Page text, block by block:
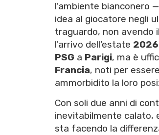
l'ambiente bianconero
idea al giocatore negli
traguardo, non avendo
l'arrivo dell'estate 2026
PSG a Parigi, ma è
Francia, noti per
ammorbidito la loro
Con soli due anni di
inevitabilmente calato,
sta facendo la